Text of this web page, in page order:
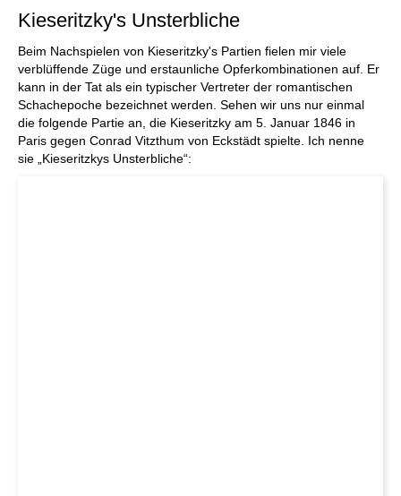
Kieseritzky's Unsterbliche
Beim Nachspielen von Kieseritzky's Partien fielen mir viele
verblüffende Züge und erstaunliche Opferkombinationen auf. Er
kann in der Tat als ein typischer Vertreter der romantischen
Schachepoche bezeichnet werden. Sehen wir uns nur einmal
die folgende Partie an, die Kieseritzky am 5. Januar 1846 in
Paris gegen Conrad Vitzthum von Eckstädt spielte. Ich nenne
sie „Kieseritzkys Unsterbliche“: